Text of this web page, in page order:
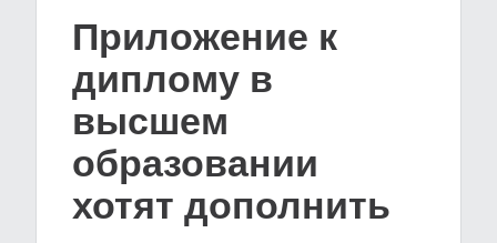
Приложение к
диплому в
высшем
образовании
хотят дополнить